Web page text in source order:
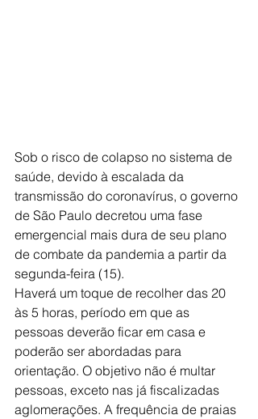
Sob o risco de colapso no sistema de
saúde, devido à escalada da
transmissão do coronavírus, o governo
de São Paulo decretou uma fase
emergencial mais dura de seu plano
de combate da pandemia a partir da
segunda-feira (15).
Haverá um toque de recolher das 20
às 5 horas, período em que as
pessoas deverão ficar em casa e
poderão ser abordadas para
orientação. O objetivo não é multar
pessoas, exceto nas já fiscalizadas
aglomerações. A frequência de praias